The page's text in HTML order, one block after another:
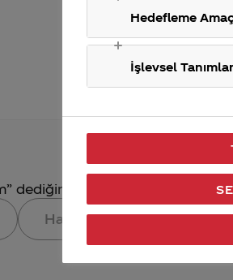
dediğin konuya verdiğimiz
Hayır Gönder
Hedefleme
İşlevsel